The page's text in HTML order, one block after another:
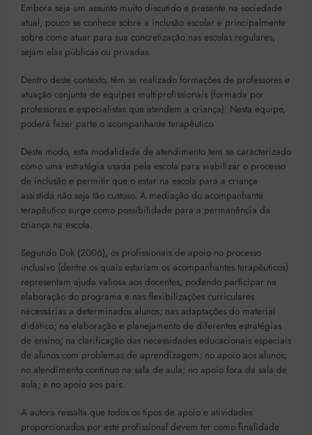
Embora seja um assunto muito discutido e presente na sociedade
atual, pouco se conhece sobre a inclusão escolar e principalmente
sobre como atuar para sua concretização nas escolas regulares,
sejam elas públicas ou privadas.
Dentro deste contexto, têm se realizado formações de professores e
atuação conjunta de equipes multiprofissionais (formada por
professores e especialistas que atendem a criança). Nesta equipe,
poderá fazer parte o acompanhante terapêutico.
Deste modo, esta modalidade de atendimento tem se caracterizado
como uma estratégia usada pela escola para viabilizar o processo
de inclusão e permitir que o estar na escola para a criança
assistida não seja tão custoso. A mediação do acompanhante
terapêutico surge como possibilidade para a permanência da
criança na escola.
Segundo Duk (2006), os profissionais de apoio no processo
inclusivo (dentre os quais estariam os acompanhantes terapêuticos)
representam ajuda valiosa aos docentes, podendo participar na
elaboração do programa e nas flexibilizações curriculares
necessárias a determinados alunos; nas adaptações do material
didático; na elaboração e planejamento de diferentes estratégias
de ensino; na clarificação das necessidades educacionais especiais
de alunos com problemas de aprendizagem; no apoio aos alunos;
no atendimento contínuo na sala de aula; no apoio fora da sala de
aula; e no apoio aos pais.
A autora ressalta que todos os tipos de apoio e atividades
proporcionados por este profissional devem ter como finalidade